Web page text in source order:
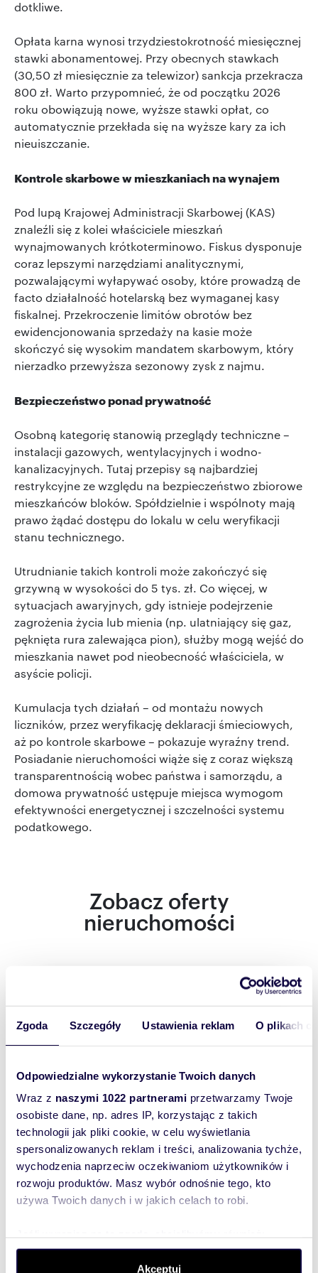
Zgoda Szczegóły Ustawienia reklam O plikach
Odpowiedzialne wykorzystanie Twoich danych
Wraz z naszymi 1022 partnerami przetwarzamy Twoje
osobiste dane, np. adres IP, korzystając z takich
technologii jak pliki cookie, w celu wyświetlania
spersonalizowanych reklam i treści, analizowania tychże,
wychodzenia naprzeciw oczekiwaniom użytkowników i
rozwoju produktów. Masz wybór odnośnie tego, kto
używa Twoich danych i w jakich celach to robi.
Gromadzić dane dotyczące Twojej lokalizacji
Akceptuj
dotkliwe.
Opłata karna wynosi trzydziestokrotność miesięcznej
stawki abonamentowej. Przy obecnych stawkach
(30,50 zł miesięcznie za telewizor) sankcja przekracza
800 zł. Warto przypomnieć, że od początku 2026
roku obowiązują nowe, wyższe stawki opłat, co
automatycznie przekłada się na wyższe kary za ich
nieuiszczanie.
Kontrole skarbowe w mieszkaniach na wynajem
Pod lupą Krajowej Administracji Skarbowej (KAS)
znaleźli się z kolei właściciele mieszkań
wynajmowanych krótkoterminowo. Fiskus dysponuje
coraz lepszymi narzędziami analitycznymi,
pozwalającymi wyłapywać osoby, które prowadzą de
facto działalność hotelarską bez wymaganej kasy
fiskalnej. Przekroczenie limitów obrotów bez
ewidencjonowania sprzedaży na kasie może
skończyć się wysokim mandatem skarbowym, który
nierzadko przewyższa sezonowy zysk z najmu.
Bezpieczeństwo ponad prywatność
Osobną kategorię stanowią przeglądy techniczne –
instalacji gazowych, wentylacyjnych i wodno-
kanalizacyjnych. Tutaj przepisy są najbardziej
restrykcyjne ze względu na bezpieczeństwo zbiorowe
mieszkańców bloków. Spółdzielnie i wspólnoty mają
prawo żądać dostępu do lokalu w celu weryfikacji
stanu technicznego.
Utrudnianie takich kontroli może zakończyć się
grzywną w wysokości do 5 tys. zł. Co więcej, w
sytuacjach awaryjnych, gdy istnieje podejrzenie
zagrożenia życia lub mienia (np. ulatniający się gaz,
pęknięta rura zalewająca pion), służby mogą wejść do
mieszkania nawet pod nieobecność właściciela, w
asyście policji.
Kumulacja tych działań – od montażu nowych
liczników, przez weryfikację deklaracji śmieciowych,
aż po kontrole skarbowe – pokazuje wyraźny trend.
Posiadanie nieruchomości wiąże się z coraz większą
transparentnością wobec państwa i samorządu, a
domowa prywatność ustępuje miejsca wymogom
efektywności energetycznej i szczelności systemu
podatkowego.
Zobacz oferty
nieruchomości
39m 2 2 33zł/m2
mieszkanie na wynajem 39m2
mieszkanie Bielsk Podlaski, centrum,